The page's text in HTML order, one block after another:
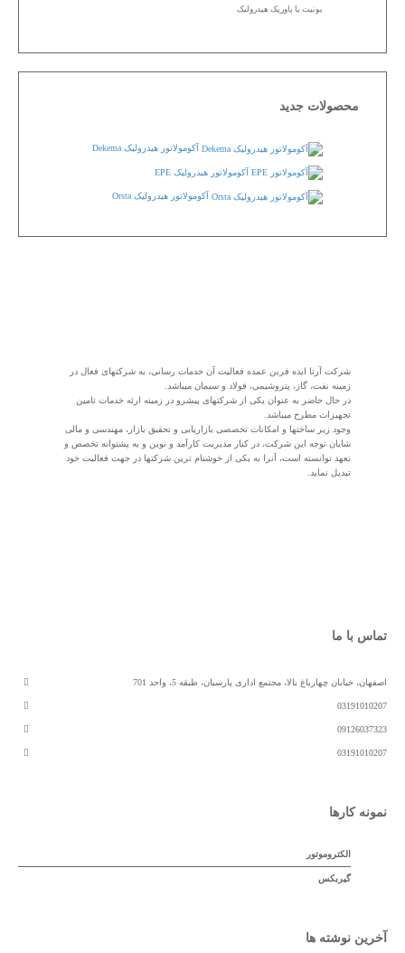
یونیت یا پاورپک هیدرولیک
محصولات جدید
آکومولاتور هیدرولیک Dekema
آکومولاتور هیدرولیک EPE
آکومولاتور هیدرولیک Orsta
شرکت آرتا ایده فرین عمده فعالیت آن خدمات رسانی، به شرکتهای فعال در
زمینه نفت، گاز، پتروشیمی، فولاد و سیمان میباشد.
در حال حاضر به عنوان یکی از شرکتهای پیشرو در زمینه ارئه خدمات تامین
تجهیزات مطرح میباشد.
وجود زیر ساختها و امکانات تخصصی بازاریابی و تحقیق بازار، مهندسی و مالی
شایان توجه این شرکت، در کنار مدیریت کارآمد و نوین و به پشتوانه تخصص و
تعهد توانسته است، آنرا به یکی از خوشنام ترین شرکتها در جهت فعالیت خود
تبدیل نماید.
تماس با ما
اصفهان، خیابان چهارباغ بالا، مجتمع اداری پارسیان، طبقه 5، واحد 701
03191010207
09126037323
03191010207
نمونه کارها
الکتروموتور
گیربکس
آخرین نوشته ها